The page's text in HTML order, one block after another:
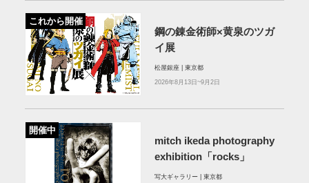
これから開催
鋼の錬金術師×黄泉のツガ
イ展
松屋銀座 | 東京都
2026年8月13日~9月2日
開催中
mitch ikeda photography
exhibition「rocks」
写大ギャラリー | 東京都